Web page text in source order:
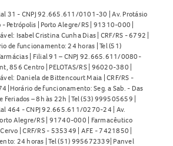
31 - CNPJ 92.665.611/0101-30 | Av. Protásio
Petrópolis | Porto Alegre/RS | 91310-000 |
Isabel Cristina Cunha Dias | CRF/RS - 6792 |
de funcionamento: 24 horas | Tel (51)
| Filial 91 – CNPJ 92.665.611/0080-
856 Centro | PELOTAS/RS | 96020-380 |
Daniela de Bittencourt Maia | CRF/RS -
|Horário de funcionamento: Seg. a Sab. - Das
Feriados – 8h às 22h | Tel (53) 999505659 |
464 - CNPJ 92.665.611/0270-24 | Av.
Alegre/RS | 91740-000 | Farmacêutico
| CRF/RS - 535349 | AFE - 7421850 |
24 horas | Tel (51) 995672339| Panvel